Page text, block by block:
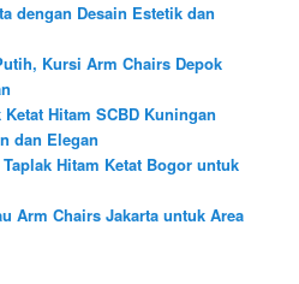
dengan Desain Estetik dan
Kursi Arm Chairs Depok
Hitam SCBD Kuningan
dan Elegan
Hitam Ketat Bogor untuk
Arm Chairs Jakarta untuk Area